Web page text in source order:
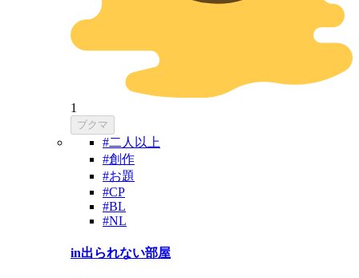
1
ブクマ
#二人以上
#創作
#お題
#CP
#BL
#NL
in出られない部屋